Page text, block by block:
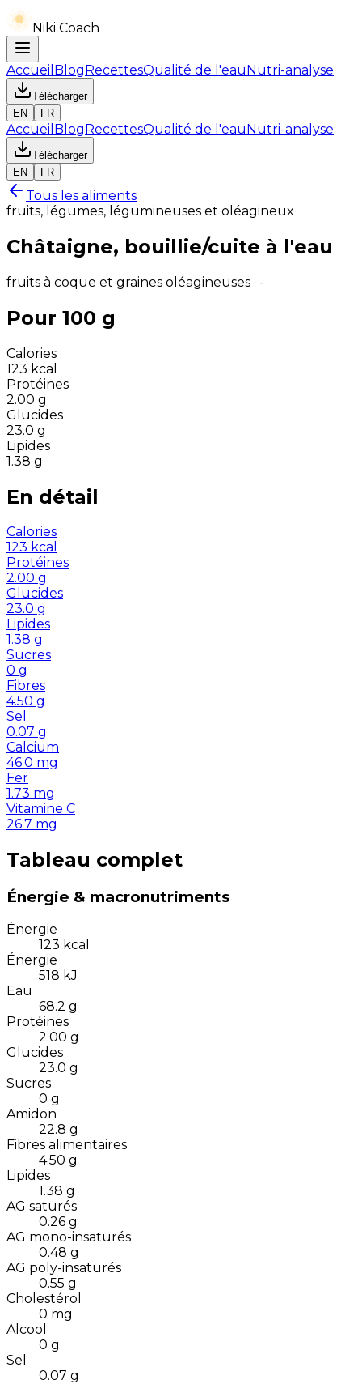
Niki Coach
Accueil BlogRecettesQualité de l'eauNutri-analyse
Télécharger
EN
FR
Accueil BlogRecettesQualité de l'eauNutri-analyse
Télécharger
EN
FR
Tous les aliments
fruits, légumes, légumineuses et oléagineux
Châtaigne, bouillie/cuite à l'eau
fruits à coque et graines oléagineuses · -
Pour 100 g
Calories
123 kcal
Protéines
2.00 g
Glucides
23.0 g
Lipides
1.38 g
En détail
Calories
123 kcal
Protéines
2.00 g
Glucides
23.0 g
Lipides
1.38 g
Sucres
0 g
Fibres
4.50 g
Sel
0.07 g
Calcium
46.0 mg
Fer
1.73 mg
Vitamine C
26.7 mg
Tableau complet
Énergie & macronutriments
Énergie
123 kcal
Énergie
518 kJ
Eau
68.2 g
Protéines
2.00 g
Glucides
23.0 g
Sucres
0 g
Amidon
22.8 g
Fibres alimentaires
4.50 g
Lipides
1.38 g
AG saturés
0.26 g
AG mono-insaturés
0.48 g
AG poly-insaturés
0.55 g
Cholestérol
0 mg
Alcool
0 g
Sel
0.07 g